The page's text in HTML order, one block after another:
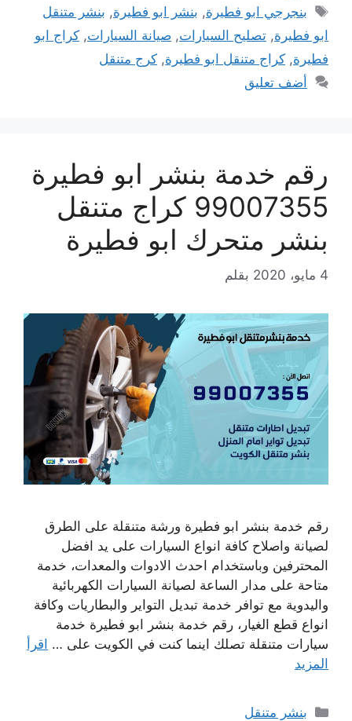
الوسوم
بنجرجي ابو فطيرة, بنشر ابو فطيرة, بنشر متنقل
ابو فطيرة, تصليح السيارات, صيانة السيارات, كراج ابو
فطيرة, كراج متنقل ابو فطيرة, كرج متنقل
أضف تعليق
رقم خدمة بنشر ابو فطيرة
99007355 كراج متنقل
بنشر متحرك ابو فطيرة
4 مايو، 2020 بقلم
رقم خدمة بنشر ابو فطيرة ورشة متنقلة على الطرق
لصيانة واصلاح كافة انواع السيارات على يد افضل
المحترفين وباستخدام احدث الادوات والمعدات، خدمة
متاحة على مدار الساعة لصيانة السيارات الكهربائية
واليدوية مع توافر خدمة تبديل التواير والبطاريات وكافة
انواع قطع الغيار، رقم خدمة بنشر ابو فطيرة خدمة
سيارات متنقلة تصلك اينما كنت في الكويت على … اقرأ
المزيد
التصنيفات
بنشر متنقل